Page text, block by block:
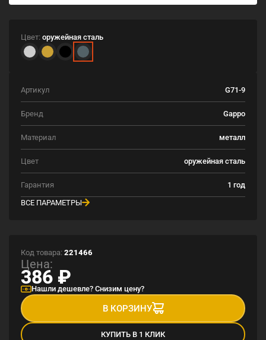
Цвет: оружейная сталь
Артикул G71-9
Бренд Gappo
Материал металл
Цвет оружейная сталь
Гарантия
1 год
ВСЕ ПАРАМЕТРЫ
Код товара: 221466
Цена:
386 ₽
Нашли дешевле? Снизим цену?
В КОРЗИНУ
КУПИТЬ В 1 КЛИК